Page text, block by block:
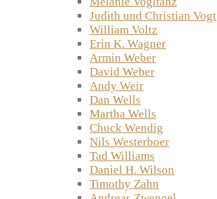
Judith und Christian Vogt
William Voltz
Erin K. Wagner
Armin Weber
David Weber
Andy Weir
Dan Wells
Martha Wells
Chuck Wendig
Nils Westerboer
Tad Williams
Daniel H. Wilson
Timothy Zahn